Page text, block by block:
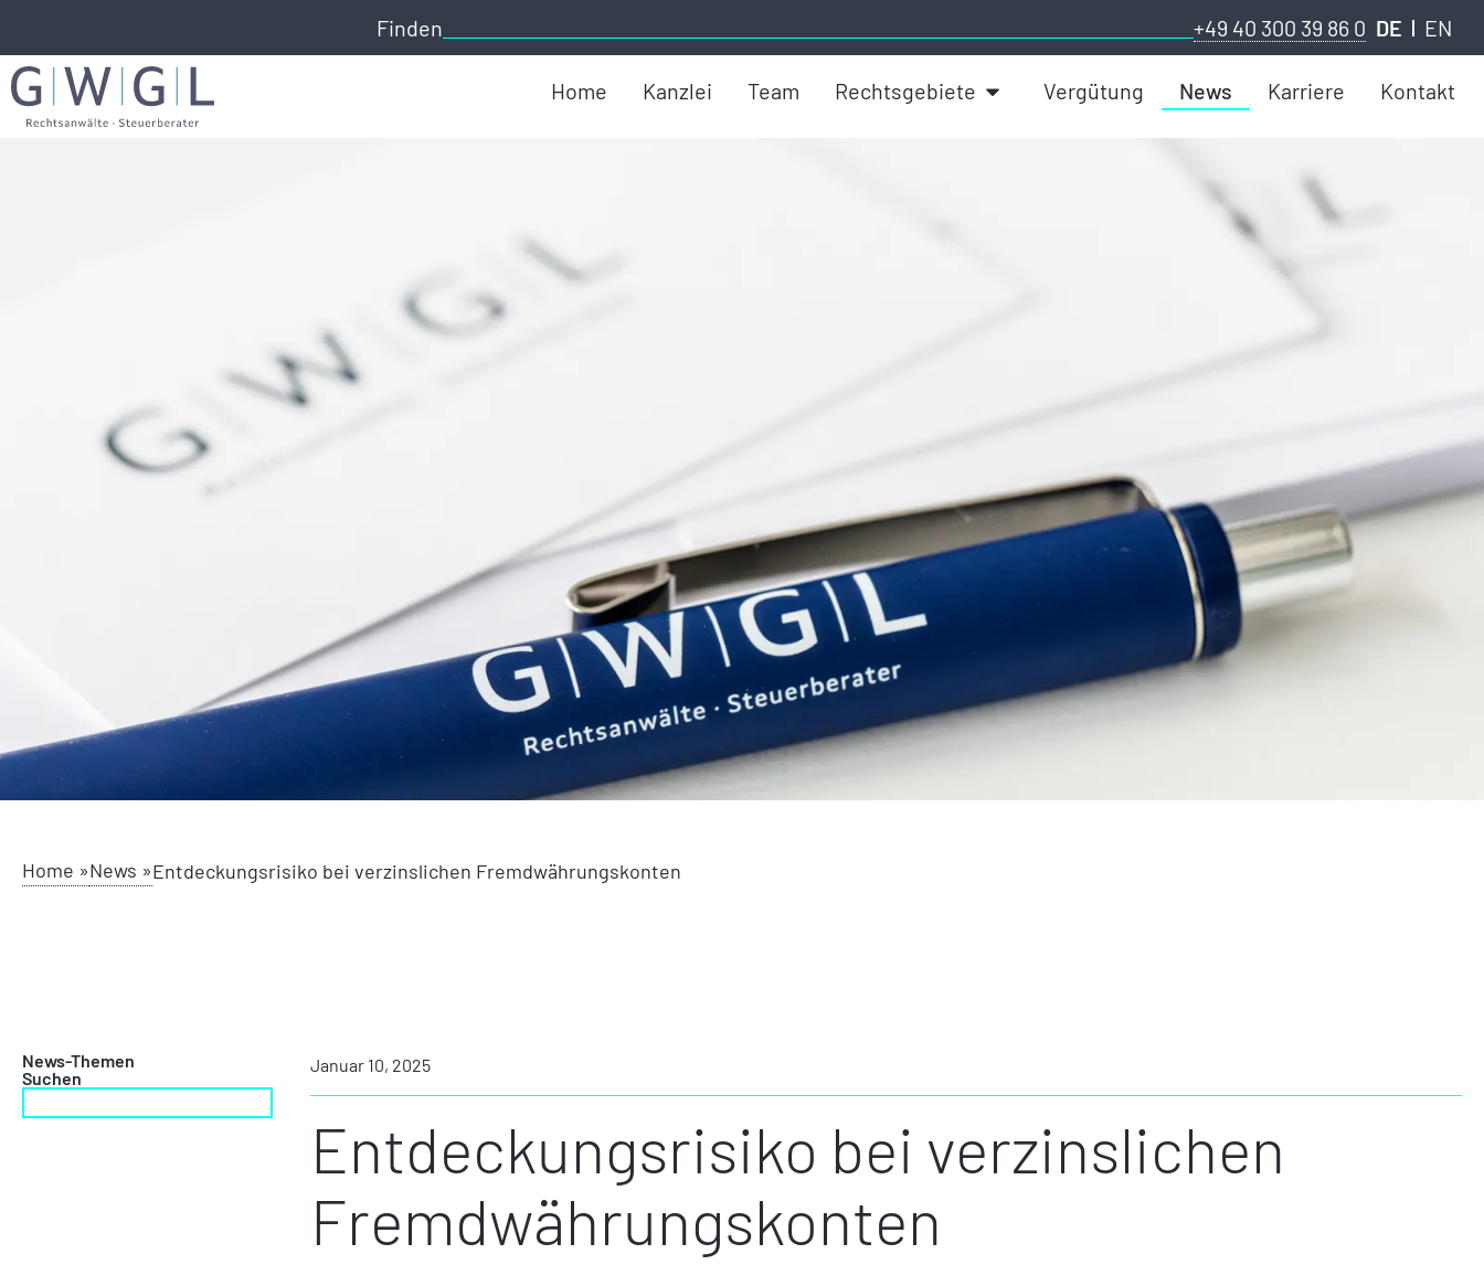
Finden +49 40 300 39 86 0 DE EN
Home Kanzlei Team Rechtsgebiete Vergütung News Karriere Kontakt
Home »News »Entdeckungsrisiko bei verzinslichen Fremdwährungskonten
News-Themen
Suchen
Januar 10, 2025
Entdeckungsrisiko bei verzinslichen
Fremdwährungskonten